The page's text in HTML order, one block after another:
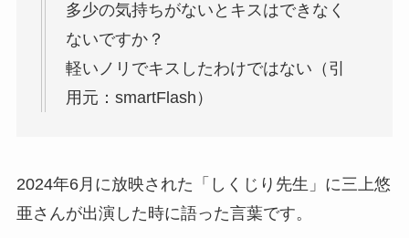
多少の気持ちがないとキスはできなく
ないですか？
軽いノリでキスしたわけではない（引
用元：smartFlash）
2024年6月に放映された「しくじり先生」に三上悠
亜さんが出演した時に語った言葉です。